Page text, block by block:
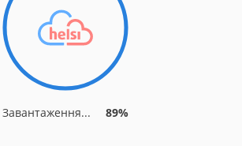
Завантаження... 89%